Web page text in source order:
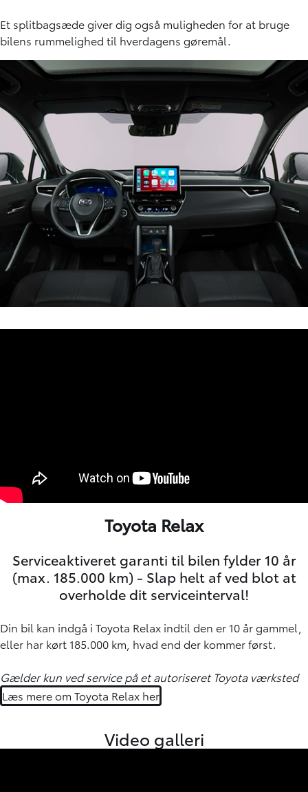
Et splitbagsæde giver dig også muligheden for at bruge
bilens rummelighed til hverdagens gøremål.
Toyota Relax
Serviceaktiveret garanti til bilen fylder 10 år
(max. 185.000 km) - Slap helt af ved blot at
overholde dit serviceinterval!
Din bil kan indgå i Toyota Relax indtil den er 10 år gammel,
eller har kørt 185.000 km, hvad end der kommer først.
Gælder kun ved service på et autoriseret Toyota værksted
Læs mere om Toyota Relax her
Video galleri